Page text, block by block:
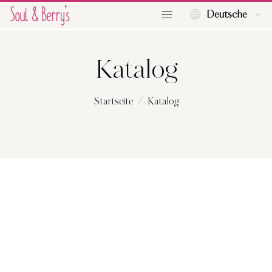
Deutsche
Katalog
Startseite Katalog